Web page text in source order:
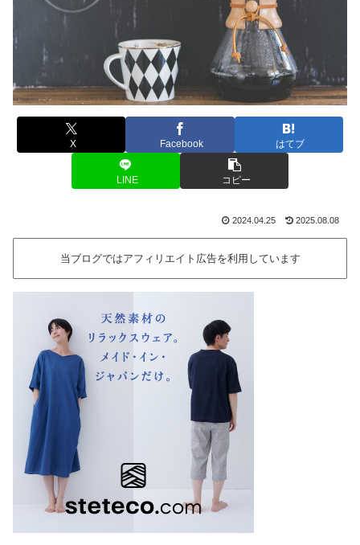
X Facebook はてブ
LINE コピー
2024.04.25 2025.08.08
当ブログではアフィリエイト広告を利用しています